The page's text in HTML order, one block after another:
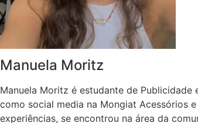
Manuela Moritz
Manuela Moritz é estudante de Publicidade
como social media na Mongiat Acessórios
experiências, se encontrou na área da